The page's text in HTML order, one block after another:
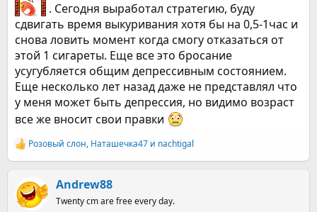
. Сегодня выработал стратегию, буду
сдвигать время выкуривания хотя бы на 0,5-1час и
снова ловить момент когда смогу отказаться от
этой 1 сигареты. Еще все это бросание
усугубляется общим депрессивным состоянием.
Еще несколько лет назад даже не представлял что
у меня может быть депрессия, но видимо возраст
все же вносит свои правки
Р
е
ц
и
Розовый слон, Наташечка47 и nachtigal
Andrew88
Twenty cm are free every day.